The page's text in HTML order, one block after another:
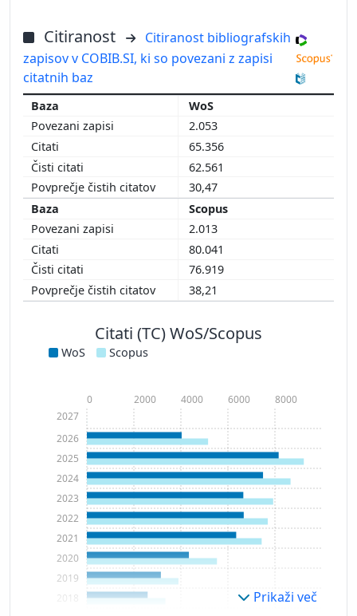
Citiranost
Citiranost bibliografskih
zapisov v COBIB.SI, ki so povezani z zapisi
citatnih baz
WoS
2.053
65.356
62.561
30,47
Scopus
2.013
80.041
76.919
38,21
Citati (TC) WoS/Scopus
WoS Scopus
2019
2020
2021
2022
2023
2024
2025
2026
2027
0 2000 4000 6000 8000
Prikaži več